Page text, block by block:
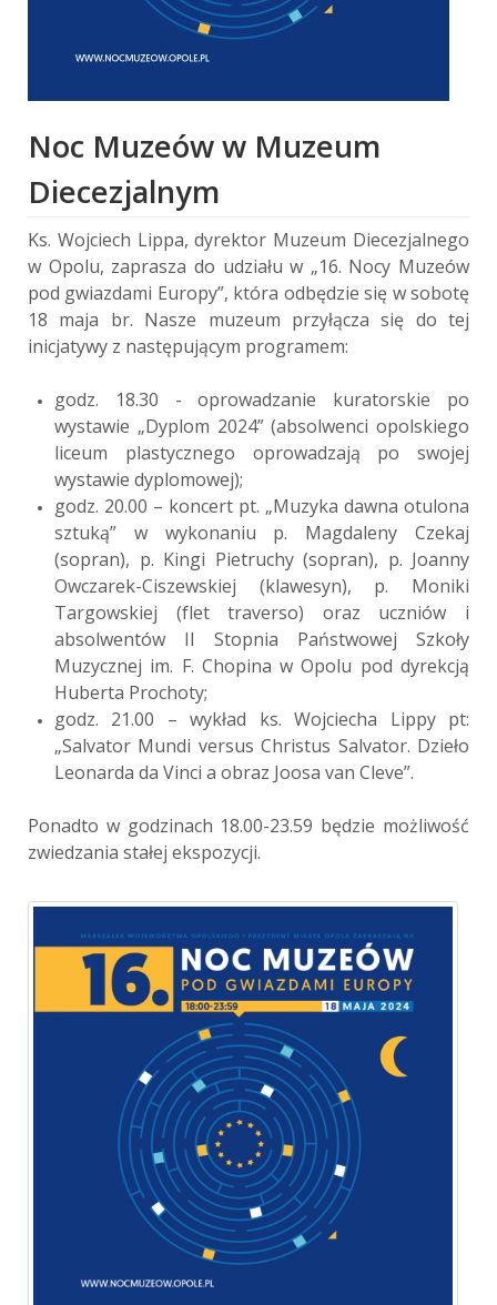
Noc Muzeów w Muzeum
Diecezjalnym
Ks. Wojciech Lippa, dyrektor Muzeum Diecezjalnego
w Opolu, zaprasza do udziału w „16. Nocy Muzeów
pod gwiazdami Europy”, która odbędzie się w sobotę
18 maja br. Nasze muzeum przyłącza się do tej
inicjatywy z następującym programem:
godz. 18.30 - oprowadzanie kuratorskie po
wystawie „Dyplom 2024” (absolwenci opolskiego
liceum plastycznego oprowadzają po swojej
wystawie dyplomowej);
godz. 20.00 – koncert pt. „Muzyka dawna otulona
sztuką” w wykonaniu p. Magdaleny Czekaj
(sopran), p. Kingi Pietruchy (sopran), p. Joanny
Owczarek-Ciszewskiej (klawesyn), p. Moniki
Targowskiej (flet traverso) oraz uczniów i
absolwentów II Stopnia Państwowej Szkoły
Muzycznej im. F. Chopina w Opolu pod dyrekcją
Huberta Prochoty;
godz. 21.00 – wykład ks. Wojciecha Lippy pt:
„Salvator Mundi versus Christus Salvator. Dzieło
Leonarda da Vinci a obraz Joosa van Cleve”.
Ponadto w godzinach 18.00-23.59 będzie możliwość
zwiedzania stałej ekspozycji.